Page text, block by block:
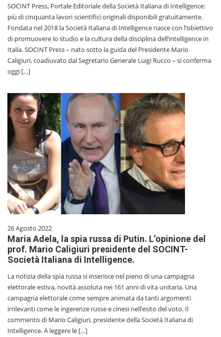
SOCINT Press, Portale Editoriale della Società Italiana di Intelligence:
più di cinquanta lavori scientifici originali disponibili gratuitamente.
Fondata nel 2018 la Società Italiana di Intelligence nasce con l’obiettivo
di promuovere lo studio e la cultura della disciplina dell’intelligence in
Italia. SOCINT Press – nato sotto la guida del Presidente Mario
Caligiuri, coadiuvato dal Segretario Generale Luigi Rucco – si conferma
oggi […]
26 Agosto 2022
Maria Adela, la spia russa di Putin. L’opinione del
prof. Mario Caligiuri presidente del SOCINT-
Società Italiana di Intelligence.
La notizia della spia russa si inserisce nel pieno di una campagna
elettorale estiva, novità assoluta nei 161 anni di vita unitaria. Una
campagna elettorale come sempre animata da tanti argomenti
irrilevanti come le ingerenze russe e cinesi nell’esito del voto. Il
commento di Mario Caligiuri, presidente della Società Italiana di
Intelligence. A leggere le […]